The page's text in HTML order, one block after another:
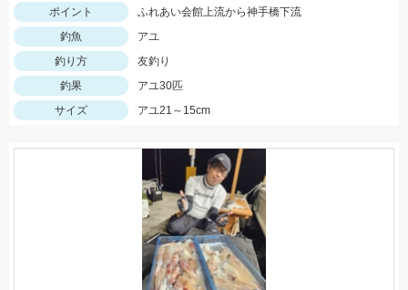
ポイント
ふれあい会館上流から神手橋下流
釣魚
アユ
釣り方
友釣り
釣果
アユ30匹
サイズ
アユ21～15cm